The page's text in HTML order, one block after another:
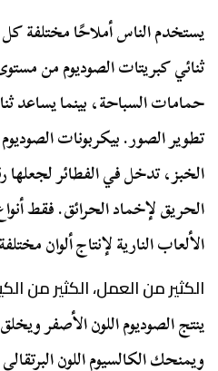
يستخدم الناس أملاحًا مختلفة
ثنائي كبريتات الصوديوم من
حمامات السباحة، بينما يساعد
تطوير الصور. بيكربونات
الخبز، تدخل في الفطائر لجعلها
الحريق لإخماد الحرائق. فقط
الألعاب النارية لإنتاج ألوان
الكثير من العمل، الكثير من
ينتج الصوديوم اللون الأصفر
ويمنحك الكالسيوم اللون